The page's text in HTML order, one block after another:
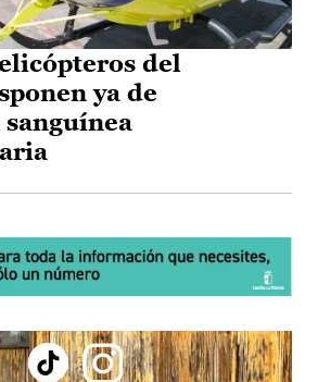
del
ya de